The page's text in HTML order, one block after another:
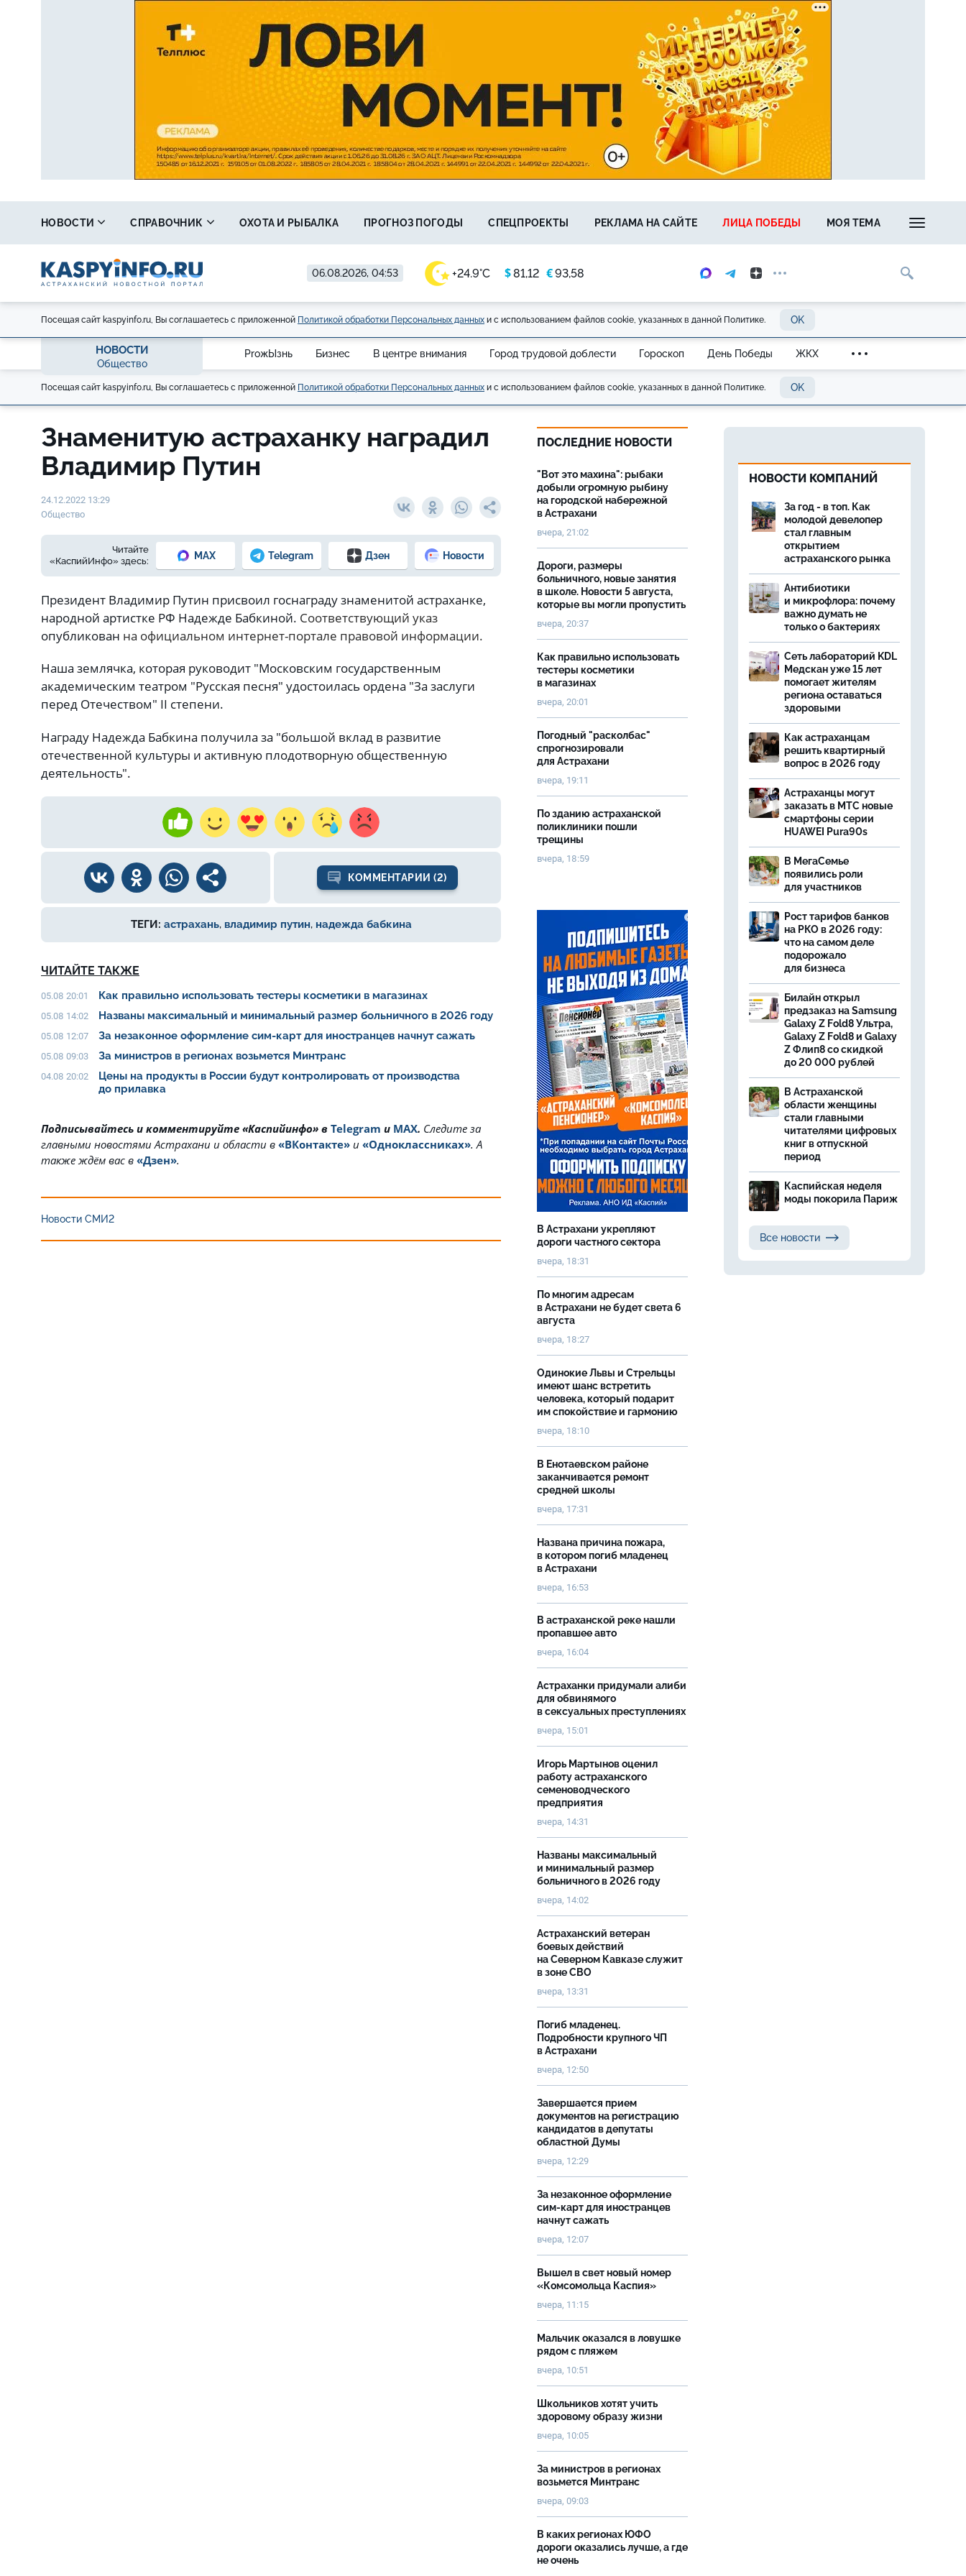
06.08.2026, 04:53 +24.9°C $81,12 €93,58
НОВОСТИ СПРАВОЧНИК ОХОТА И РЫБАЛКА ПРОГНОЗ ПОГОДЫ СПЕЦПРОЕКТЫ РЕКЛАМА НА САЙТЕ ЛИЦА ПОБЕДЫ МОЯ ТЕМА
Посещая сайт kaspyinfo.ru, Вы соглашаетесь с приложенной Политикой обработки Персональных данных и с использованием файлов cookie, указанных в данной Политике. OK
НОВОСТИ
Общество
ProжЫзнь Бизнес В центре внимания Город трудовой доблести Гороскоп День Победы ЖКХ
Посещая сайт kaspyinfo.ru, Вы соглашаетесь с приложенной Политикой обработки Персональных данных и с использованием файлов cookie, указанных в данной Политике. OK
Знаменитую астраханку наградил
Владимир Путин
24.12.2022 13:29
Общество
Читайте
«КаспийИнфо» здесь:
MAX Telegram Дзен Новости
Президент Владимир Путин присвоил госнаграду знаменитой астраханке,
народной артистке РФ Надежде Бабкиной. Соответствующий указ
опубликован на официальном интернет-портале правовой информации.
Наша землячка, которая руководит "Московским государственным
академическим театром "Русская песня" удостоилась ордена "За заслуги
перед Отечеством" II степени.
Награду Надежда Бабкина получила за "большой вклад в развитие
отечественной культуры и активную плодотворную общественную
деятельность".
КОММЕНТАРИИ (2)
ТЕГИ: астрахань, владимир путин, надежда бабкина
ЧИТАЙТЕ ТАКЖЕ
05.08 20:01 Как правильно использовать тестеры косметики в магазинах
05.08 14:02 Названы максимальный и минимальный размер больничного в 2026 году
05.08 12:07 За незаконное оформление сим-карт для иностранцев начнут сажать
05.08 09:03 За министров в регионах возьмется Минтранс
04.08 20:02
Цены на продукты в России будут контролировать от производства
до прилавка
Подписывайтесь и комментируйте «Каспийинфо» в Telegram и MAX. Cледите за
главными новостями Астрахани и области в «ВКонтакте» и «Одноклассниках». А
также ждём вас в «Дзен».
Новости СМИ2
ПОСЛЕДНИЕ НОВОСТИ
"Вот это махина": рыбаки
добыли огромную рыбину
на городской набережной
в Астрахани
вчера, 21:02
Дороги, размеры
больничного, новые занятия
в школе. Новости 5 августа,
которые вы могли пропустить
вчера, 20:37
Как правильно использовать
тестеры косметики
в магазинах
вчера, 20:01
Погодный "расколбас"
спрогнозировали
для Астрахани
вчера, 19:11
По зданию астраханской
поликлиники пошли
трещины
вчера, 18:59
В Астрахани укрепляют
дороги частного сектора
вчера, 18:31
По многим адресам
в Астрахани не будет света 6
августа
вчера, 18:27
Одинокие Львы и Стрельцы
имеют шанс встретить
человека, который подарит
им спокойствие и гармонию
вчера, 18:10
В Енотаевском районе
заканчивается ремонт
средней школы
вчера, 17:31
Названа причина пожара,
в котором погиб младенец
в Астрахани
вчера, 16:53
В астраханской реке нашли
пропавшее авто
вчера, 16:04
Астраханки придумали алиби
для обвинямого
в сексуальных преступлениях
вчера, 15:01
Игорь Мартынов оценил
работу астраханского
семеноводческого
предприятия
вчера, 14:31
Названы максимальный
и минимальный размер
больничного в 2026 году
вчера, 14:02
Астраханский ветеран
боевых действий
на Северном Кавказе служит
в зоне СВО
вчера, 13:31
Погиб младенец.
Подробности крупного ЧП
в Астрахани
вчера, 12:50
Завершается прием
документов на регистрацию
кандидатов в депутаты
областной Думы
вчера, 12:29
За незаконное оформление
сим-карт для иностранцев
начнут сажать
вчера, 12:07
Вышел в свет новый номер
«Комсомольца Каспия»
вчера, 11:15
Мальчик оказался в ловушке
рядом с пляжем
вчера, 10:51
Школьников хотят учить
здоровому образу жизни
вчера, 10:05
За министров в регионах
возьмется Минтранс
вчера, 09:03
В каких регионах ЮФО
дороги оказались лучше, а где
не очень
НОВОСТИ КОМПАНИЙ
За год - в топ. Как
молодой девелопер
стал главным
открытием
астраханского рынка
Антибиотики
и микрофлора: почему
важно думать не
только о бактериях
Сеть лабораторий KDL
Медскан уже 15 лет
помогает жителям
региона оставаться
здоровыми
Как астраханцам
решить квартирный
вопрос в 2026 году
Астраханцы могут
заказать в МТС новые
смартфоны серии
HUAWEI Pura90s
В МегаСемье
появились роли
для участников
Рост тарифов банков
на РКО в 2026 году:
что на самом деле
подорожало
для бизнеса
Билайн открыл
предзаказ на Samsung
Galaxy Z Fold8 Ультра,
Galaxy Z Fold8 и Galaxy
Z Флип8 со скидкой
до 20 000 рублей
В Астраханской
области женщины
стали главными
читателями цифровых
книг в отпускной
период
Каспийская неделя
моды покорила Париж
Все новости